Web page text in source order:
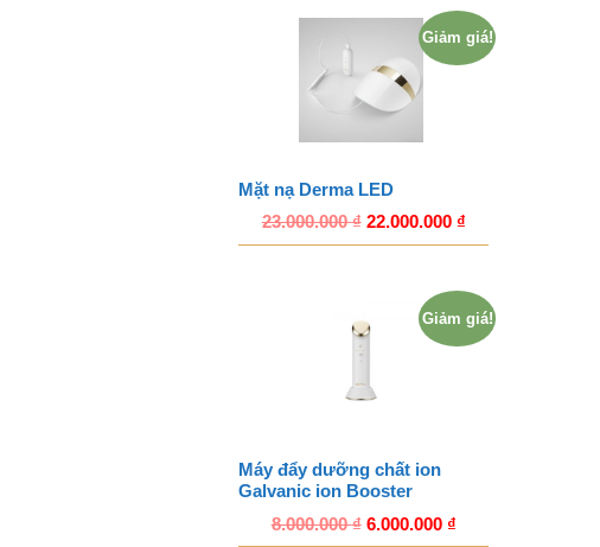
Giảm giá!
Mặt nạ Derma LED
23.000.000₫ 22.000.000 ₫
Giảm giá!
Máy đẩy dưỡng chất ion
Galvanic ion Booster
8.000.000₫ 6.000.000 ₫